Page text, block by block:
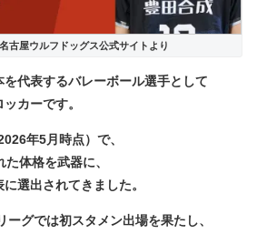
古屋ウルフドッグス公式サイトより
を代表するバレーボール選手として
カーです。
年5月時点）で、
体格を武器に、
選出されてきました。
ーグでは初スタメン出場を果たし、